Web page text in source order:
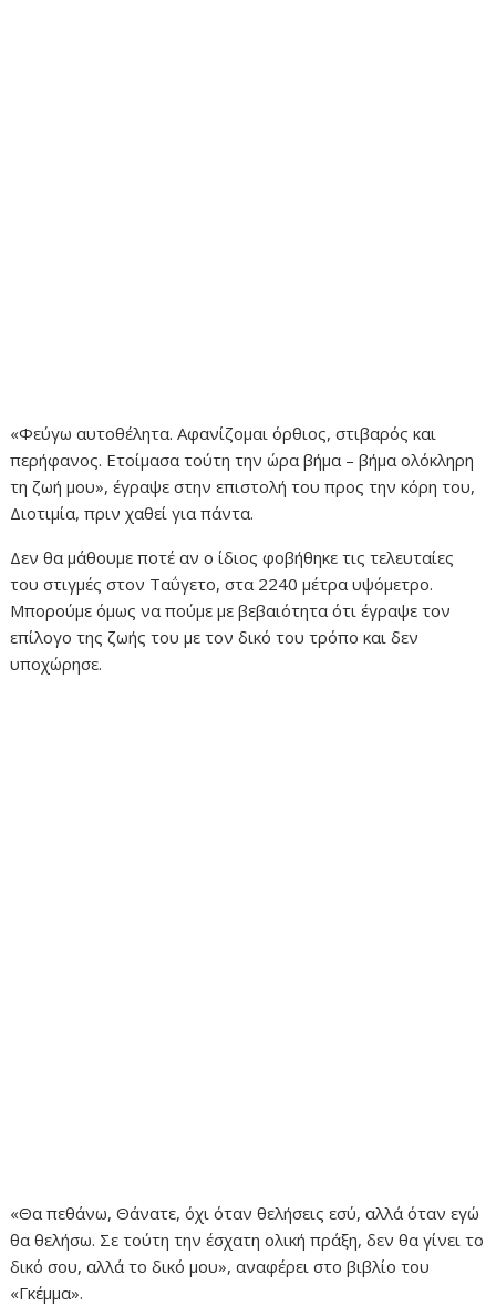
«Φεύγω αυτοθέλητα. Αφανίζομαι όρθιος, στιβαρός και
περήφανος. Ετοίμασα τούτη την ώρα βήμα – βήμα ολόκληρη
τη ζωή μου», έγραψε στην επιστολή του προς την κόρη του,
Διοτιμία, πριν χαθεί για πάντα.
Δεν θα μάθουμε ποτέ αν ο ίδιος φοβήθηκε τις τελευταίες
του στιγμές στον Ταΰγετο, στα 2240 μέτρα υψόμετρο.
Μπορούμε όμως να πούμε με βεβαιότητα ότι έγραψε τον
επίλογο της ζωής του με τον δικό του τρόπο και δεν
υποχώρησε.
«Θα πεθάνω, Θάνατε, όχι όταν θελήσεις εσύ, αλλά όταν εγώ
θα θελήσω. Σε τούτη την έσχατη ολική πράξη, δεν θα γίνει το
δικό σου, αλλά το δικό μου», αναφέρει στο βιβλίο του
«Γκέμμα».